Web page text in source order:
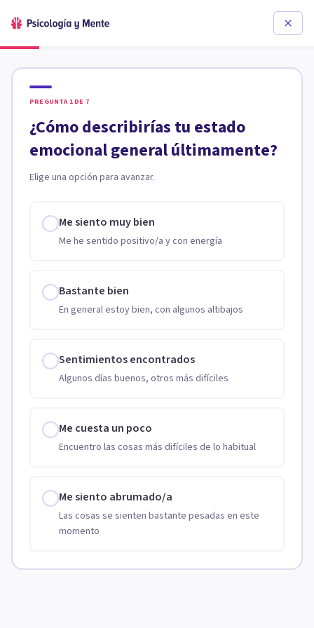
PREGUNTA 1 DE 7
¿Cómo describirías tu estado
emocional general últimamente?
Elige una opción para avanzar.
Me siento muy bien
Me he sentido positivo/a y con energía
Bastante bien
En general estoy bien, con algunos altibajos
Sentimientos encontrados
Algunos días buenos, otros más difíciles
Me cuesta un poco
Encuentro las cosas más difíciles de lo habitual
Me siento abrumado/a
Las cosas se sienten bastante pesadas en este
momento